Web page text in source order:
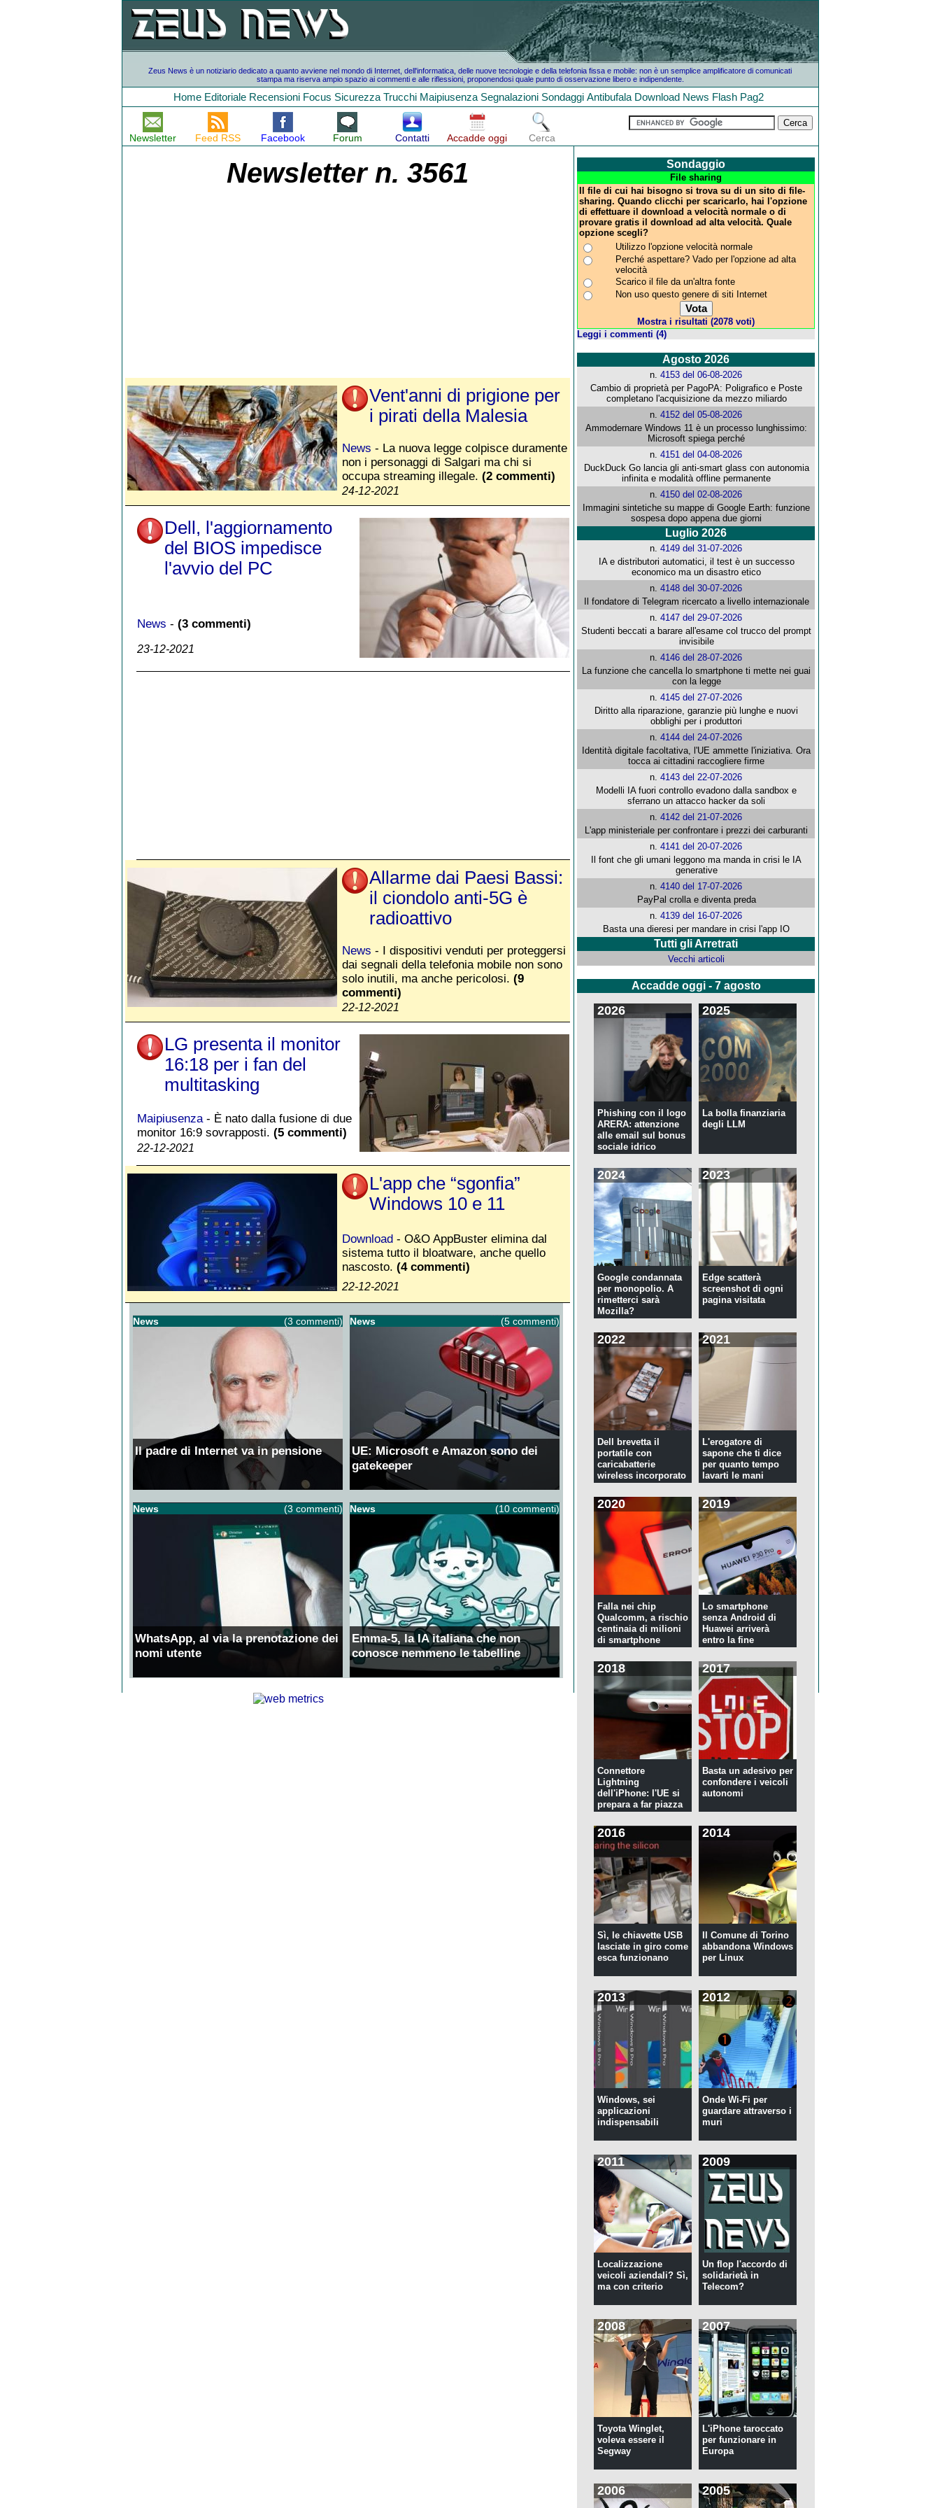
Zeus News è un notiziario dedicato a quanto avviene nel mondo di Internet, dell'informatica, delle nuove tecnologie e della telefonia fissa e mobile: non è un semplice amplificatore di comunicati
stampa ma riserva ampio spazio ai commenti e alle riflessioni, proponendosi quale punto di osservazione libero e indipendente.
Home Editoriale Recensioni Focus Sicurezza Trucchi Maipiusenza Segnalazioni Sondaggi Antibufala Download News Flash Pag2
Newsletter Feed RSS Facebook Forum Contatti Accadde oggi Cerca
Newsletter n. 3561
Vent'anni di prigione per
i pirati della Malesia
News - La nuova legge colpisce duramente
non i personaggi di Salgari ma chi si
occupa streaming illegale. (2 commenti)
24-12-2021
Dell, l'aggiornamento
del BIOS impedisce
l'avvio del PC
News - (3 commenti)
23-12-2021
Allarme dai Paesi Bassi:
il ciondolo anti-5G è
radioattivo
News - I dispositivi venduti per proteggersi
dai segnali della telefonia mobile non sono
solo inutili, ma anche pericolosi. (9
commenti)
22-12-2021
LG presenta il monitor
16:18 per i fan del
multitasking
Maipiusenza - È nato dalla fusione di due
monitor 16:9 sovrapposti. (5 commenti)
22-12-2021
L'app che “sgonfia”
Windows 10 e 11
Download- O&O AppBuster elimina dal
sistema tutto il bloatware, anche quello
nascosto. (4 commenti)
22-12-2021
Sondaggio
File sharing
Il file di cui hai bisogno si trova su di un sito di file-
sharing. Quando clicchi per scaricarlo, hai l'opzione
di effettuare il download a velocità normale o di
provare gratis il download ad alta velocità. Quale
opzione scegli?
Utilizzo l'opzione velocità normale
Perché aspettare? Vado per l'opzione ad alta
velocità
Scarico il file da un'altra fonte
Non uso questo genere di siti Internet
Mostra i risultati (2078 voti)
Leggi i commenti (4)
Agosto 2026
n.4153 del 06-08-2026
Cambio di proprietà per PagoPA: Poligrafico e Poste
completano l'acquisizione da mezzo miliardo
n.4152 del 05-08-2026
Ammodernare Windows 11 è un processo lunghissimo:
Microsoft spiega perché
n.4151 del 04-08-2026
DuckDuck Go lancia gli anti-smart glass con autonomia
infinita e modalità offline permanente
n.4150 del 02-08-2026
Immagini sintetiche su mappe di Google Earth: funzione
sospesa dopo appena due giorni
Luglio 2026
n.4149 del 31-07-2026
IA e distributori automatici, il test è un successo
economico ma un disastro etico
n.4148 del 30-07-2026
Il fondatore di Telegram ricercato a livello internazionale
n.4147 del 29-07-2026
Studenti beccati a barare all'esame col trucco del prompt
invisibile
n.4146 del 28-07-2026
La funzione che cancella lo smartphone ti mette nei guai
con la legge
n.4145 del 27-07-2026
Diritto alla riparazione, garanzie più lunghe e nuovi
obblighi per i produttori
n.4144 del 24-07-2026
Identità digitale facoltativa, l'UE ammette l'iniziativa. Ora
tocca ai cittadini raccogliere firme
n.4143 del 22-07-2026
Modelli IA fuori controllo evadono dalla sandbox e
sferrano un attacco hacker da soli
n.4142 del 21-07-2026
L'app ministeriale per confrontare i prezzi dei carburanti
n.4141 del 20-07-2026
Il font che gli umani leggono ma manda in crisi le IA
generative
n.4140 del 17-07-2026
PayPal crolla e diventa preda
n.4139 del 16-07-2026
Basta una dieresi per mandare in crisi l'app IO
Tutti gli Arretrati
Vecchi articoli
Accadde oggi - 7 agosto
2026
Phishing con il logo
ARERA: attenzione
alle email sul bonus
sociale idrico
2025
La bolla finanziaria
degli LLM
2024
Google condannata
per monopolio. A
rimetterci sarà
Mozilla?
2023
Edge scatterà
screenshot di ogni
pagina visitata
2022
Dell brevetta il
portatile con
caricabatterie
wireless incorporato
2021
L'erogatore di
sapone che ti dice
per quanto tempo
lavarti le mani
2020
Falla nei chip
Qualcomm, a rischio
centinaia di milioni
di smartphone
2019
Lo smartphone
senza Android di
Huawei arriverà
entro la fine
2018
Connettore
Lightning
dell'iPhone: l'UE si
prepara a far piazza
2017
Basta un adesivo per
confondere i veicoli
autonomi
2016
Sì, le chiavette USB
lasciate in giro come
esca funzionano
2014
Il Comune di Torino
abbandona Windows
per Linux
2013
Windows, sei
applicazioni
indispensabili
2012
Onde Wi-Fi per
guardare attraverso i
muri
2011
Localizzazione
veicoli aziendali? Sì,
ma con criterio
2009
Un flop l'accordo di
solidarietà in
Telecom?
2008
Toyota Winglet,
voleva essere il
Segway
2007
L'iPhone taroccato
per funzionare in
Europa
2006 2005
News (3 commenti)
Il padre di Internet va in pensione
News (5 commenti)
UE: Microsoft e Amazon sono dei
gatekeeper
News (3 commenti)
WhatsApp, al via la prenotazione dei
nomi utente
News (10 commenti)
Emma-5, la IA italiana che non
conosce nemmeno le tabelline